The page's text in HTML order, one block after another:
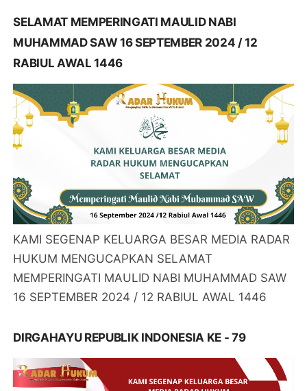
SELAMAT MEMPERINGATI MAULID NABI
MUHAMMAD SAW 16 SEPTEMBER 2024 / 12
RABIUL AWAL 1446
KAMI SEGENAP KELUARGA BESAR MEDIA RADAR
HUKUM MENGUCAPKAN SELAMAT
MEMPERINGATI MAULID NABI MUHAMMAD SAW
16 SEPTEMBER 2024 / 12 RABIUL AWAL 1446
DIRGAHAYU REPUBLIK INDONESIA KE - 79